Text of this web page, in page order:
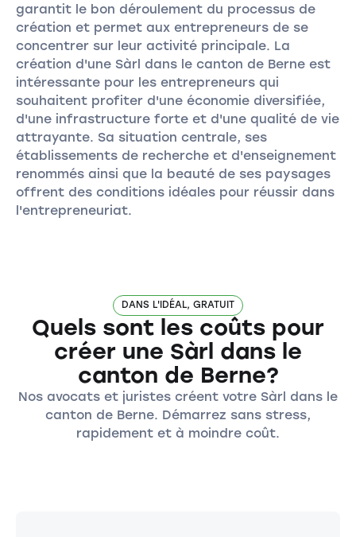
garantit le bon déroulement du processus de
création et permet aux entrepreneurs de se
concentrer sur leur activité principale. La
création d'une Sàrl dans le canton de Berne est
intéressante pour les entrepreneurs qui
souhaitent profiter d'une économie diversifiée,
d'une infrastructure forte et d'une qualité de vie
attrayante. Sa situation centrale, ses
établissements de recherche et d'enseignement
renommés ainsi que la beauté de ses paysages
offrent des conditions idéales pour réussir dans
l'entrepreneuriat.
DANS L'IDÉAL, GRATUIT
Quels sont les coûts pour
créer une Sàrl dans le
canton de Berne?
Nos avocats et juristes créent votre Sàrl dans le
canton de Berne. Démarrez sans stress,
rapidement et à moindre coût.